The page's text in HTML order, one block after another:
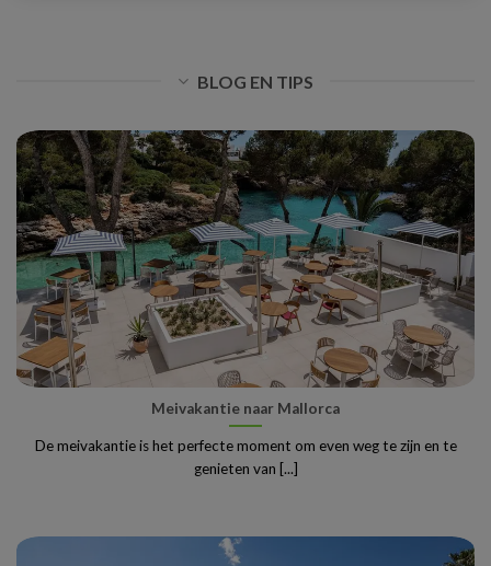
BLOG EN TIPS
Meivakantie naar Mallorca
De meivakantie is het perfecte moment om even weg te zijn en te
genieten van [...]